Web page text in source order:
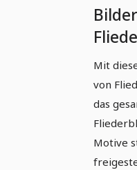
mit
vor
Mit
von
das
Motive